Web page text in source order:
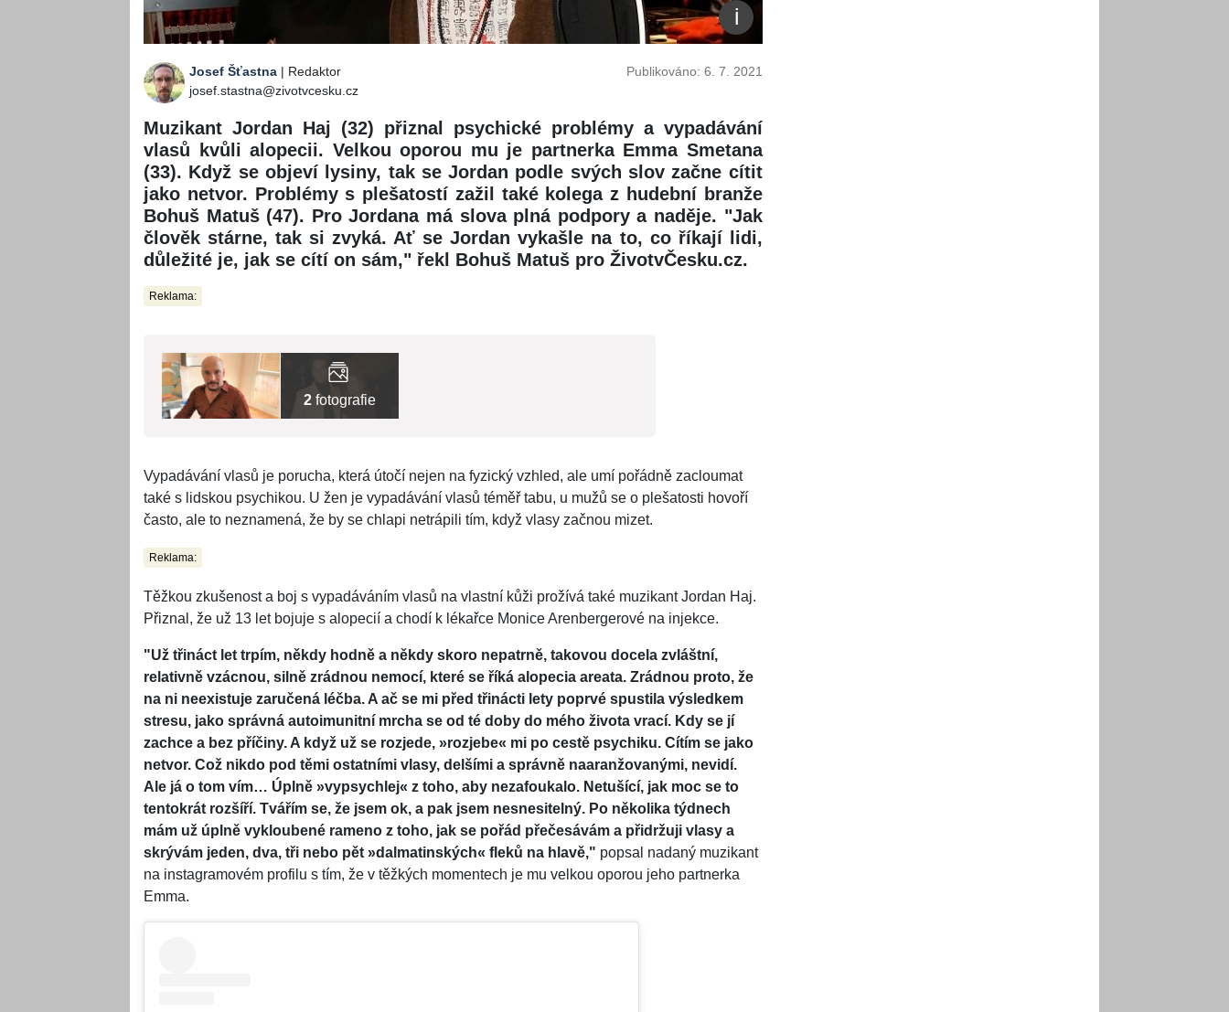
Josef Šťastna | Redaktor
josef.stastna@zivotvcesku.cz
Publikováno: 6. 7. 2021
Muzikant Jordan Haj (32) přiznal psychické problémy a vypadávání
vlasů kvůli alopecii. Velkou oporou mu je partnerka Emma Smetana
(33). Když se objeví lysiny, tak se Jordan podle svých slov začne cítit
jako netvor. Problémy s plešatostí zažil také kolega z hudební branže
Bohuš Matuš (47). Pro Jordana má slova plná podpory a naděje. "Jak
člověk stárne, tak si zvyká. Ať se Jordan vykašle na to, co říkají lidi,
důležité je, jak se cítí on sám," řekl Bohuš Matuš pro ŽivotvČesku.cz.
Reklama:
2 fotografie
Vypadávání vlasů je porucha, která útočí nejen na fyzický vzhled, ale umí pořádně zacloumat
také s lidskou psychikou. U žen je vypadávání vlasů téměř tabu, u mužů se o plešatosti hovoří
často, ale to neznamená, že by se chlapi netrápili tím, když vlasy začnou mizet.
Reklama:
Těžkou zkušenost a boj s vypadáváním vlasů na vlastní kůži prožívá také muzikant Jordan Haj.
Přiznal, že už 13 let bojuje s alopecií a chodí k lékařce Monice Arenbergerové na injekce.
"Už třináct let trpím, někdy hodně a někdy skoro nepatrně, takovou docela zvláštní,
relativně vzácnou, silně zrádnou nemocí, které se říká alopecia areata. Zrádnou proto, že
na ni neexistuje zaručená léčba. A ač se mi před třinácti lety poprvé spustila výsledkem
stresu, jako správná autoimunitní mrcha se od té doby do mého života vrací. Kdy se jí
zachce a bez příčiny. A když už se rozjede, »rozjebe« mi po cestě psychiku. Cítím se jako
netvor. Což nikdo pod těmi ostatními vlasy, delšími a správně naaranžovanými, nevidí.
Ale já o tom vím… Úplně »vypsychlej« z toho, aby nezafoukalo. Netušící, jak moc se to
tentokrát rozšíří. Tvářím se, že jsem ok, a pak jsem nesnesitelný. Po několika týdnech
mám už úplně vykloubené rameno z toho, jak se pořád přečesávám a přidržuji vlasy a
skrývám jeden, dva, tři nebo pět »dalmatinských« fleků na hlavě," popsal nadaný muzikant
na instagramovém profilu s tím, že v těžkých momentech je mu velkou oporou jeho partnerka
Emma.